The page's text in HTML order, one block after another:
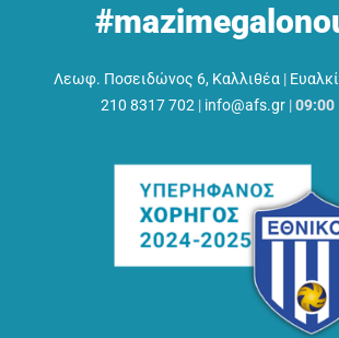
Λεωφ. Ποσειδώνος 6, Καλλιθέα |
210 8317 702 | info@afs.gr|09:00